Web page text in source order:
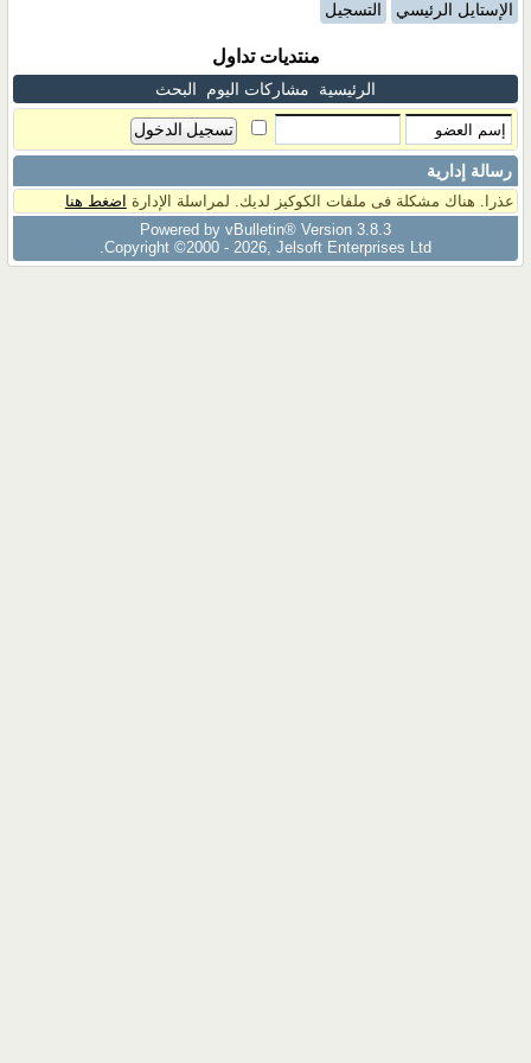
الإستايل الرئيسي التسجيل
منتديات تداول
الرئيسية مشاركات اليوم البحث
رسالة إدارية
عذرا. هناك مشكلة فى ملفات الكوكيز لديك. لمراسلة الإدارة اضغط هنا
Powered by vBulletin® Version 3.8.3
Copyright ©2000 - 2026, Jelsoft Enterprises Ltd.